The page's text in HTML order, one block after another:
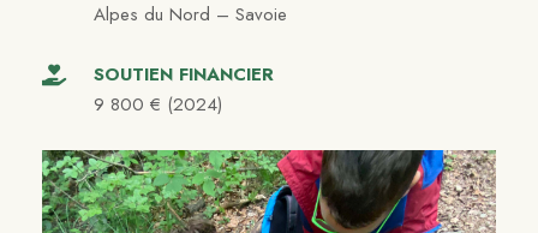
Alpes du Nord – Savoie
SOUTIEN FINANCIER
9 800 € (2024)